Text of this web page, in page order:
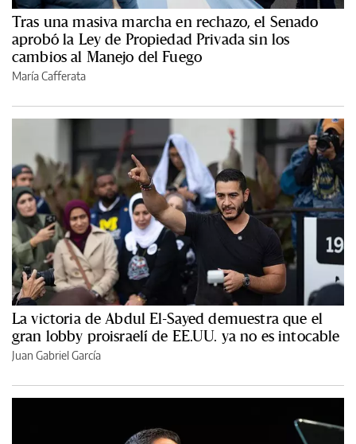
Tras una masiva marcha en rechazo, el Senado
aprobó la Ley de Propiedad Privada sin los
cambios al Manejo del Fuego
María Cafferata
La victoria de Abdul El-Sayed demuestra que el
gran lobby proisraelí de EE.UU. ya no es intocable
Juan Gabriel García